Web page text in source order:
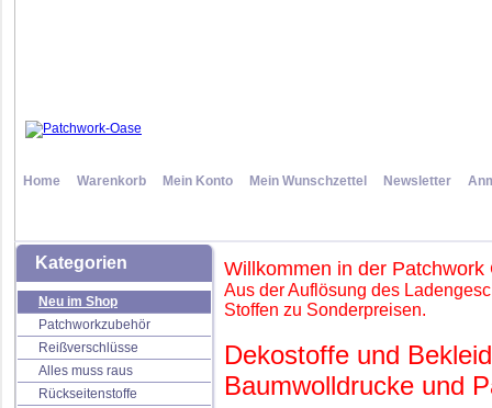
Home Warenkorb Mein Konto Mein Wunschzettel Newsletter
Kategorien
Neu im Shop
Patchworkzubehör
Reißverschlüsse
Alles muss raus
Rückseitenstoffe
Willkommen in der Patchwork
Aus der Auflösung des
Stoffen zu Sonderpreisen.
Dekostoffe und
Baumwolldrucke und